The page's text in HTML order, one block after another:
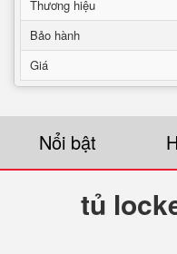
Thương hiệu
Bảo hành
Giá
Nổi bật
tủ